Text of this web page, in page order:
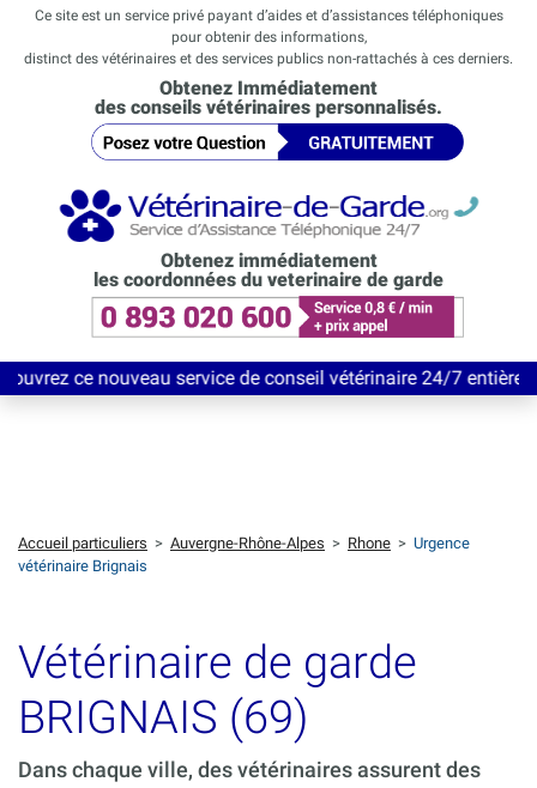
Ce site est un service privé payant d’aides et d’assistances téléphoniques
pour obtenir des informations,
distinct des vétérinaires et des services publics non-rattachés à ces derniers.
Obtenez Immédiatement
des conseils vétérinaires personnalisés.
Obtenez immédiatement
les coordonnées du veterinaire de garde
nouveau service de conseil vétérinaire 24/7 entièrement
Accueil particuliers > Auvergne-Rhône-Alpes > Rhone > Urgence
vétérinaire Brignais
Vétérinaire de garde
BRIGNAIS (69)
Dans chaque ville, des vétérinaires assurent des